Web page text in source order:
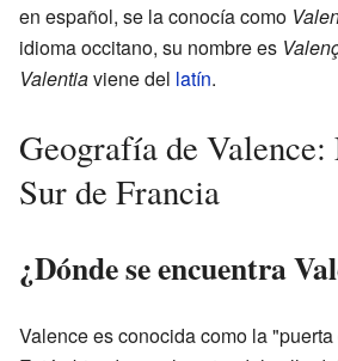
en español, se la conocía como
idioma occitano, su nombre es
Valentiaviene del latín.
Geografía de
Sur de Francia
¿Dónde se encuentra
Valence es conocida como la